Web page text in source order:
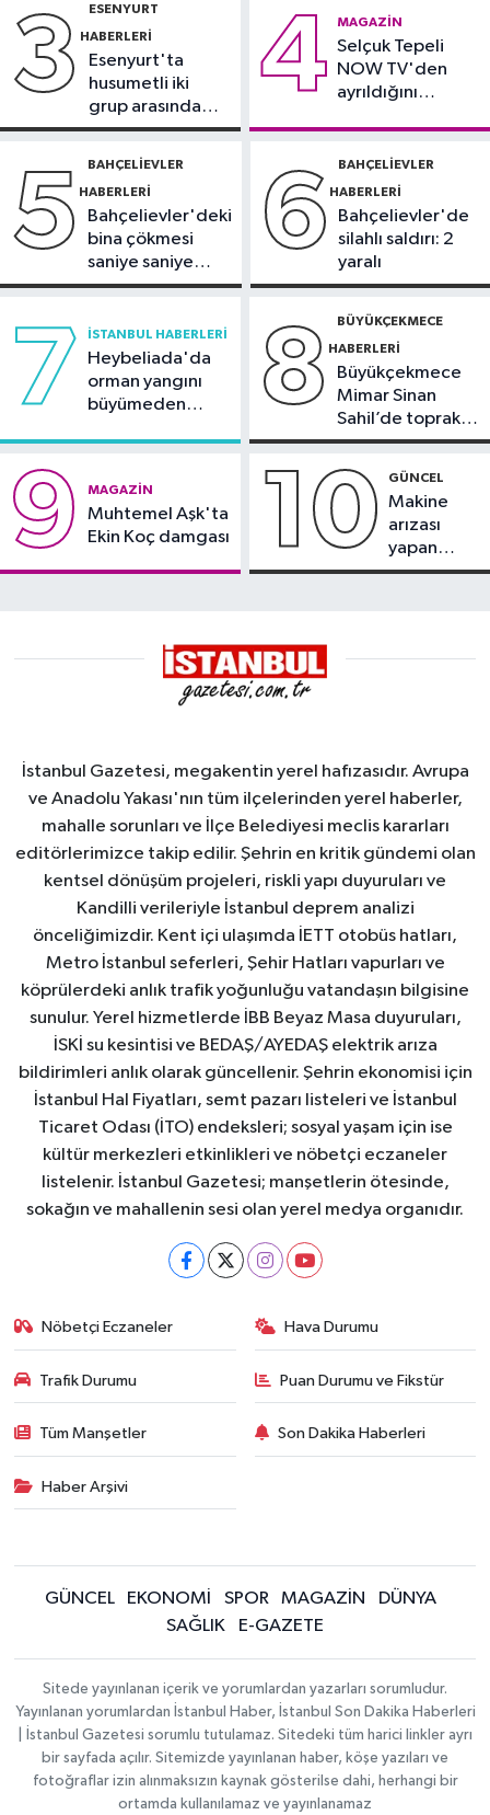
VAR'ları açıklandı
teknolojiyle uzuv kayıpları önleniyor'
3 ESENYURT
HABERLERI
Esenyurt'ta
husumetli iki
grup arasında
silahlı kavga
4 MAGAZIN
Selçuk Tepeli
NOW TV'den
ayrıldığını
5 BAHÇELIEVLER
HABERLERI
Bahçelievler'deki
bina çökmesi
saniye saniye
görüntülendi
6 BAHÇELIEVLER
HABERLERI
Bahçelievler'de
silahlı saldırı: 2
yaralı
7 İSTANBUL HABERLERI
Heybeliada'da
orman yangını
büyümeden
8 BÜYÜKÇEKMECE
HABERLERI
Büyükçekmece
Mimar Sinan
Sahil’de toprak
kayması
9 MAGAZIN
Muhtemel Aşk'ta
Ekin Koç damgası
10 GÜNCEL
Makine
arızası
yapan
tanker,
alındı
İstanbul Gazetesi, megakentin yerel hafızasıdır. Avrupa
ve Anadolu Yakası'nın tüm ilçelerinden yerel haberler,
mahalle sorunları ve İlçe Belediyesi meclis kararları
editörlerimizce takip edilir. Şehrin en kritik gündemi olan
kentsel dönüşüm projeleri, riskli yapı duyuruları ve
Kandilli verileriyle İstanbul deprem analizi
önceliğimizdir. Kent içi ulaşımda İETT otobüs hatları,
Metro İstanbul seferleri, Şehir Hatları vapurları ve
köprülerdeki anlık trafik yoğunluğu vatandaşın bilgisine
sunulur. Yerel hizmetlerde İBB Beyaz Masa duyuruları,
İSKİ su kesintisi ve BEDAŞ/AYEDAŞ elektrik arıza
bildirimleri anlık olarak güncellenir. Şehrin ekonomisi için
İstanbul Hal Fiyatları, semt pazarı listeleri ve İstanbul
Ticaret Odası (İTO) endeksleri; sosyal yaşam için ise
kültür merkezleri etkinlikleri ve nöbetçi eczaneler
listelenir. İstanbul Gazetesi; manşetlerin ötesinde,
sokağın ve mahallenin sesi olan yerel medya organıdır.
Nöbetçi Eczaneler Hava Durumu
Trafik Durumu Puan Durumu ve Fikstür
Tüm Manşetler Son Dakika Haberleri
Haber Arşivi
GÜNCEL EKONOMİ SPOR MAGAZİN
DÜNYA
SAĞLIK
E-GAZETE
Sitede yayınlanan içerik ve yorumlardan yazarları sorumludur.
Yayınlanan yorumlardan İstanbul Haber, İstanbul Son Dakika Haberleri
| İstanbul Gazetesi sorumlu tutulamaz. Sitedeki tüm harici linkler ayrı
bir sayfada açılır. Sitemizde yayınlanan haber, köşe yazıları ve
fotoğraflar izin alınmaksızın kaynak gösterilse dahi, herhangi bir
ortamda kullanılamaz ve yayınlanamaz